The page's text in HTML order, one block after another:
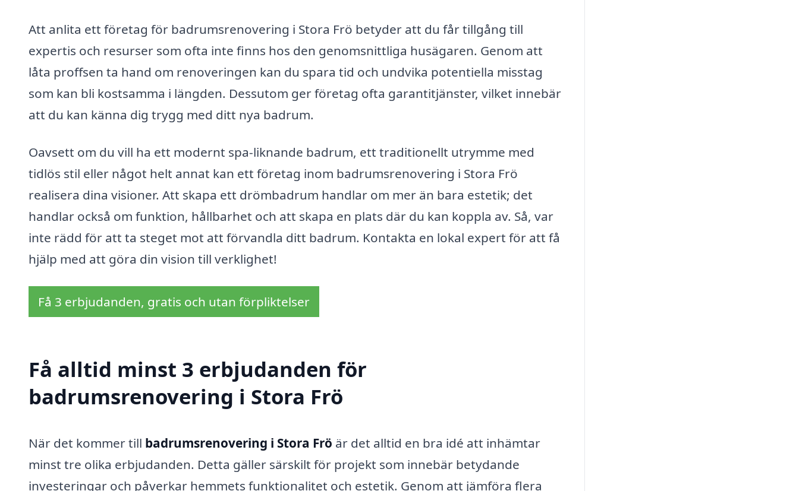
Att anlita ett företag för badrumsrenovering i Stora Frö betyder att du får tillgång till
expertis och resurser som ofta inte finns hos den genomsnittliga husägaren. Genom att
låta proffsen ta hand om renoveringen kan du spara tid och undvika potentiella misstag
som kan bli kostsamma i längden. Dessutom ger företag ofta garantitjänster, vilket innebär
att du kan känna dig trygg med ditt nya badrum.
Oavsett om du vill ha ett modernt spa-liknande badrum, ett traditionellt utrymme med
tidlös stil eller något helt annat kan ett företag inom badrumsrenovering i Stora Frö
realisera dina visioner. Att skapa ett drömbadrum handlar om mer än bara estetik; det
handlar också om funktion, hållbarhet och att skapa en plats där du kan koppla av. Så, var
inte rädd för att ta steget mot att förvandla ditt badrum. Kontakta en lokal expert för att få
hjälp med att göra din vision till verklighet!
Få 3 erbjudanden, gratis och utan förpliktelser
Få alltid minst 3 erbjudanden för
badrumsrenovering i Stora Frö
När det kommer till badrumsrenovering i Stora Frö är det alltid en bra idé att inhämtar
minst tre olika erbjudanden. Detta gäller särskilt för projekt som innebär betydande
investeringar och påverkar hemmets funktionalitet och estetik. Genom att jämföra flera